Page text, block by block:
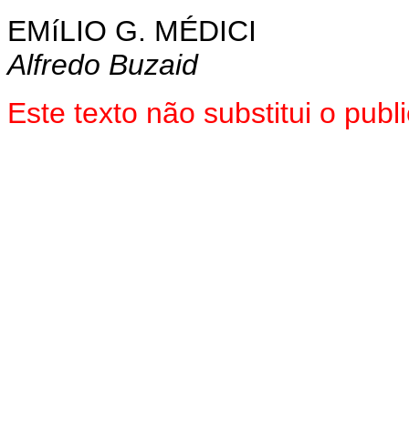
EMíLIO G. MÉDICI
Alfredo Buzaid
Este texto não substitui o